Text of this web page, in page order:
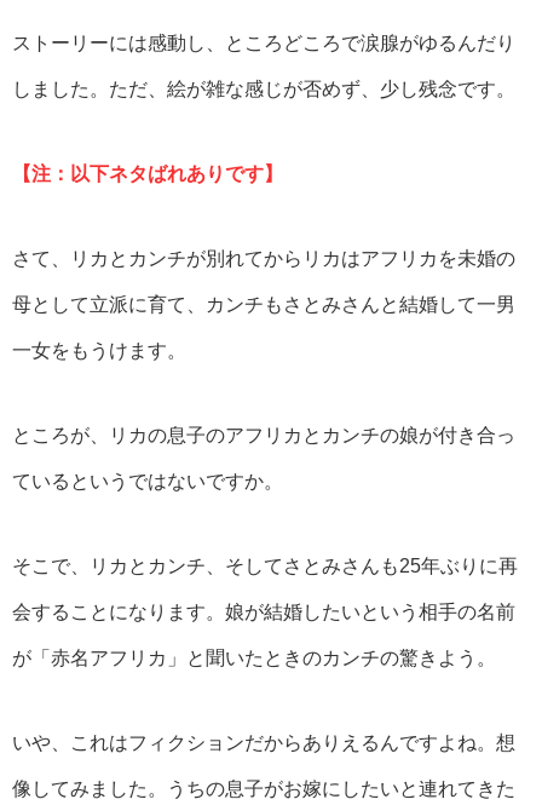
ストーリーには感動し、ところどころで涙腺がゆるんだり
しました。ただ、絵が雑な感じが否めず、少し残念です。
【注：以下ネタばれありです】
さて、リカとカンチが別れてからリカはアフリカを未婚の
母として立派に育て、カンチもさとみさんと結婚して一男
一女をもうけます。
ところが、リカの息子のアフリカとカンチの娘が付き合っ
ているというではないですか。
そこで、リカとカンチ、そしてさとみさんも25年ぶりに再
会することになります。娘が結婚したいという相手の名前
が「赤名アフリカ」と聞いたときのカンチの驚きよう。
いや、これはフィクションだからありえるんですよね。想
像してみました。うちの息子がお嫁にしたいと連れてきた